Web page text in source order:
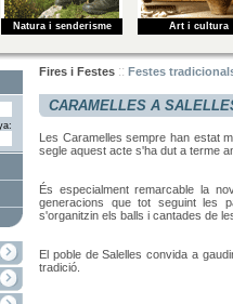
Natura i senderisme Art i cultura
Fires i Festes :: Festes
CARAMELLES A
Les Caramelles sempre han estat
segle aquest acte s'ha dut a terme
És especialment remarcable la
generacions que tot seguint les
s'organitzin els balls i cantades de
El poble de Salelles convida a
tradició.